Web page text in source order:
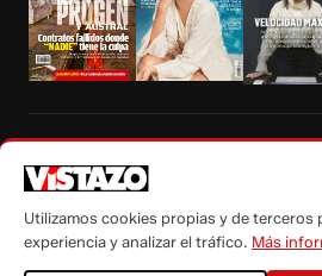
autorización escrita de su titular, de todos los
Utilizamos cookies propias y de terceros
experiencia y analizar el tráfico. Más